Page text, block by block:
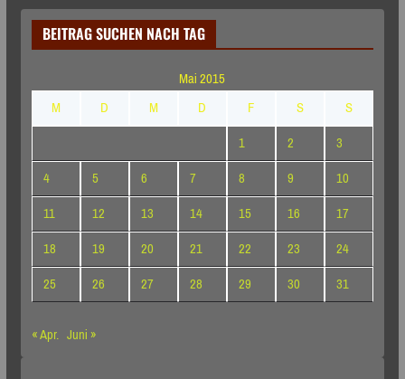
BEITRAG SUCHEN NACH TAG
Mai 2015
M
D M D F S
S
1
2
3
4
5 6 7 8 9
10
11
12 13 14 15 16
17
18
19 20 21 22 23
24
25
26 27 28 29 30
31
« Apr. Juni »